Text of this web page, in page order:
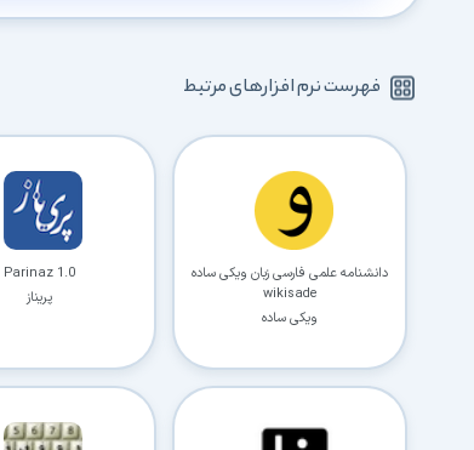
فهرست نرم افزارهای مرتبط
دانشنامه علمی فارسی زبان ویکی ساده
wikisade
ویکی ساده
Parinaz 1.0
پریناز